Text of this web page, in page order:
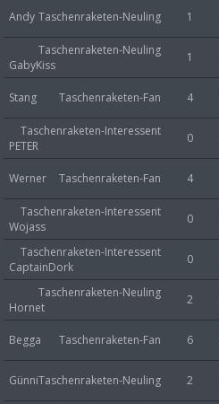
Taschenraketen-Neuling
Andy 1
Taschenraketen-Neuling
GabyKiss
1
Taschenraketen-Fan
Stang 4
Taschenraketen-Interessent
PETER
0
Taschenraketen-Fan
Werner 4
Taschenraketen-Interessent
Wojass
0
Taschenraketen-Interessent
CaptainDork
0
Taschenraketen-Neuling
Hornet
2
Taschenraketen-Fan
Begga 6
Taschenraketen-Neuling
Günni 2